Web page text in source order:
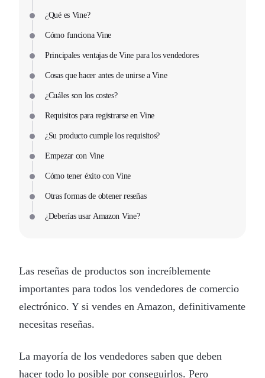
¿Qué es Vine?
Cómo funciona Vine
Principales ventajas de Vine para los vendedores
Cosas que hacer antes de unirse a Vine
¿Cuáles son los costes?
Requisitos para registrarse en Vine
¿Su producto cumple los requisitos?
Empezar con Vine
Cómo tener éxito con Vine
Otras formas de obtener reseñas
¿Deberías usar Amazon Vine?
Las reseñas de productos son increíblemente
importantes para todos los vendedores de comercio
electrónico. Y si vendes en Amazon, definitivamente
necesitas reseñas.
La mayoría de los vendedores saben que deben
hacer todo lo posible por conseguirlos. Pero